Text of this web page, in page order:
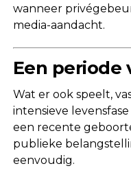
wanneer
media-aandacht.
Een periode
Wat er ook speelt,
intensieve
een recente
publieke
eenvoudig.